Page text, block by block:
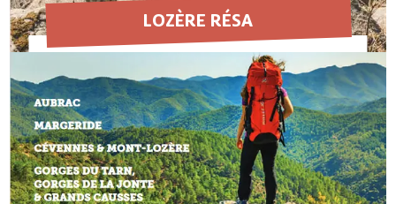
LOZÈRE RÉSA
EN SAVOIR PLUS